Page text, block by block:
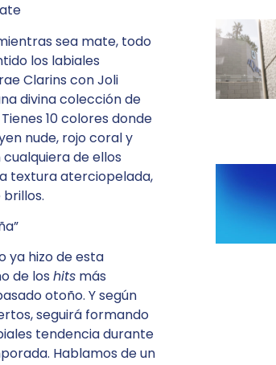
sea mate, todo
los labiales
Clarins con Joli
divina colección de
10 colores donde
nude, rojo coral y
de ellos
textura aterciopelada,
ya hizo de esta
de los hits más
otoño. Y según
seguirá formando
tendencia durante
Hablamos de un